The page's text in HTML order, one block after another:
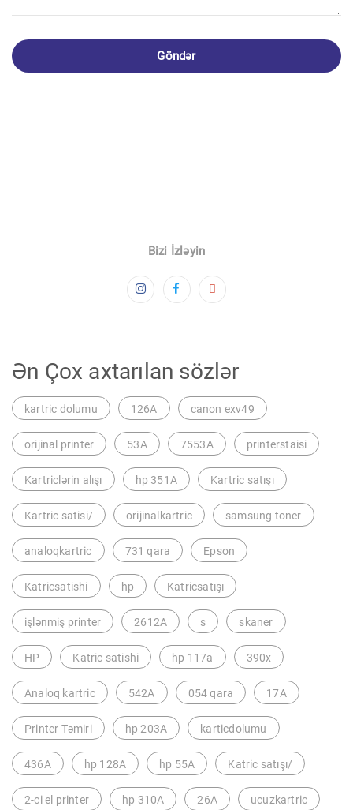
Göndər
Bizi İzləyin
Ən Çox axtarılan sözlər
kartric dolumu 126A canon exv49
orijinal printer 53A 7553A printerstaisi
Kartriclərin alışı hp 351A Kartric satışı
Kartric satisi/ orijinalkartric samsung toner
analoqkartric 731 qara Epson
Katricsatishi hp Katricsatışı
işlənmiş printer 2612A s skaner
HP Katric satishi hp 117a 390x
Analoq kartric 542A 054 qara 17A
Printer Təmiri hp 203A karticdolumu
436A hp 128A hp 55A Katric satışı/
2-ci el printer hp 310A 26A ucuzkartric